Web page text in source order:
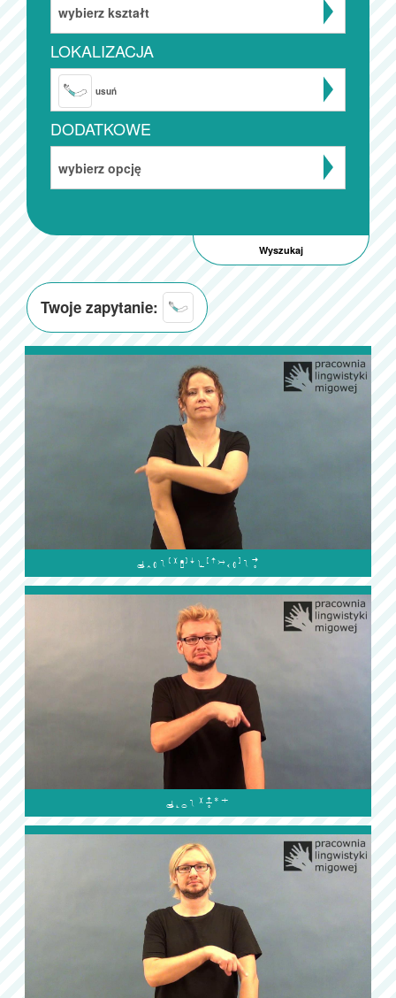
wybierz kształt
LOKALIZACJA
usuń
DODATKOWE
wybierz opcję
Twoje zapytanie:

